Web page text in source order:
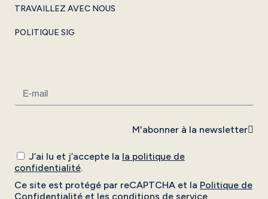
TRAVAILLEZ AVEC NOUS
POLITIQUE SIG
J’ai lu et j’accepte la la politique de
confidentialité.
Ce site est protégé par reCAPTCHA et la Politique de
Confidentialité et les conditions de service
M'abonner à la newsletter